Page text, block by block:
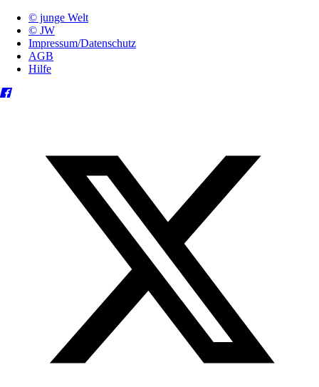
© junge Welt
© JW
Impressum/Datenschutz
AGB
Hilfe